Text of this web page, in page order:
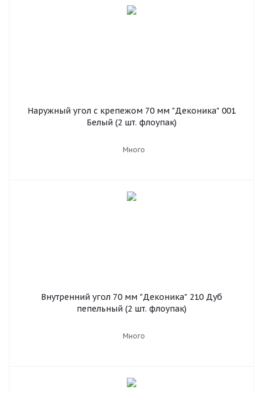
Наружный угол с крепежом 70 мм "Деконика" 001
Белый (2 шт. флоупак)
Много
Внутренний угол 70 мм "Деконика" 210 Дуб
пепельный (2 шт. флоупак)
Много